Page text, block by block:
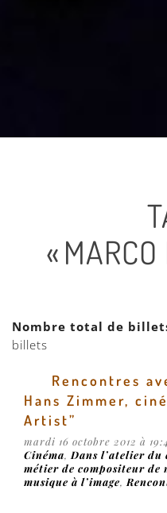
«
Nombre total de
billets
Rencontres
Hans Zimmer,
Artist”
mardi 16 octobre 2012 à
Cinéma, Dans l’atelier du
métier de compositeur de
musique à l’image,